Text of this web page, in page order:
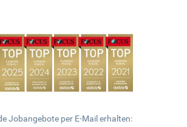
Jobangebote per E-Mail erhalten: